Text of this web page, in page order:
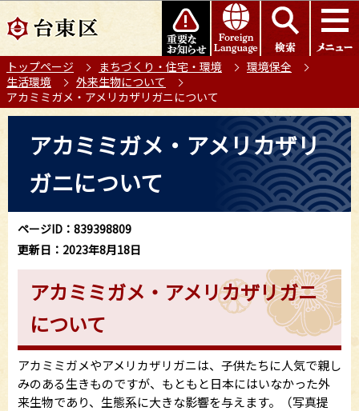
の
ー
ジ
の
このページの本文へ移動
トップページ まちづくり・住宅・環境
環境保全
生活環境
外来生物について
アカミミガメ・アメリカザリガニについて
ら
アカミミガメ・アメリカザリ
ガニについて
ページID：839398809
更新日：2023年8月18日
アカミミガメ・アメリカザリガニ
について
アカミミガメやアメリカザリガニは、子供たちに人気で親し
みのある生きものですが、もともと日本にはいなかった外
来生物であり、生態系に大きな影響を与えます。（写真提